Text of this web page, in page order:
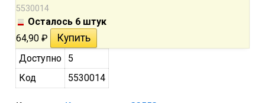
5530014
Осталось 6 штук
64,90₽
Доступно
5
Код
5530014